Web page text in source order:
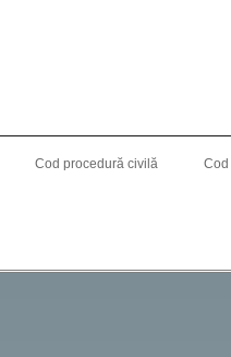
Cod procedură civilă